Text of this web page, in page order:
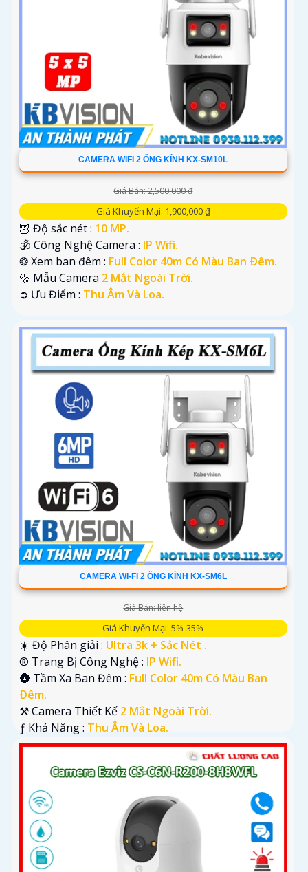
CAMERA WIFI 2 ỐNG KÍNH KX-SM10L
Giá Bán: 2,500,000 ₫
Giá Khuyến Mại: 1,900,000 ₫
🦉 Độ sắc nét : 10 MP.
🕉️ Công Nghệ Camera : IP Wifi.
❂ Xem ban đêm : Full Color 40m Có Màu Ban Ðêm.
🔩 Mẫu Camera 2 Mắt Ngoài Trời.
️➲ Ưu Điểm : Thu Âm Và Loa.
CAMERA WI-FI 2 ỐNG KÍNH KX-SM6L
Giá Bán: liên hệ
Giá Khuyến Mại: 5%-35%
☀️ Độ Phân giải : Ultra 3k + Sắc Nét .
®️ Trang Bị Công Nghệ : IP Wifi.
🌚 Tầm Xa Ban Đêm : Full Color 40m Có Màu Ban
Ðêm.
⚒ Camera Thiết Kế 2 Mắt Ngoài Trời.
️ƒ Khả Năng : Thu Âm Và Loa.